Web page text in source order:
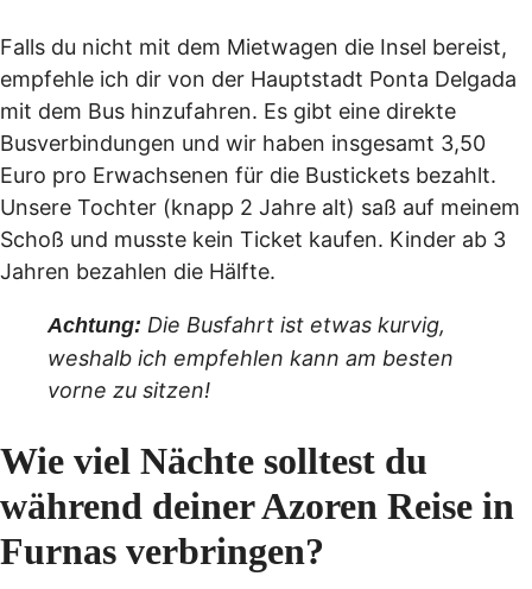
Falls du nicht mit dem Mietwagen die Insel bereist,
empfehle ich dir von der Hauptstadt Ponta Delgada
mit dem Bus hinzufahren. Es gibt eine direkte
Busverbindungen und wir haben insgesamt 3,50
Euro pro Erwachsenen für die Bustickets bezahlt.
Unsere Tochter (knapp 2 Jahre alt) saß auf meinem
Schoß und musste kein Ticket kaufen. Kinder ab 3
Jahren bezahlen die Hälfte.
Achtung: Die Busfahrt ist etwas kurvig,
weshalb ich empfehlen kann am besten
vorne zu sitzen!
Wie viel Nächte solltest du
während deiner Azoren Reise in
Furnas verbringen?